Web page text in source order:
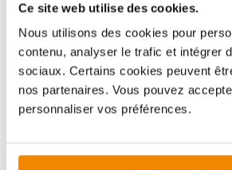
Ce site web utilise des cookies.
Nous utilisons des cookies pour
contenu, analyser le trafic et intégrer
sociaux. Certains cookies peuvent
nos partenaires. Vous pouvez
personnaliser vos préférences.
pas à nous contacter:
E-mail :
[email protected]
Téléphone :
+33 1 59 58 12 04